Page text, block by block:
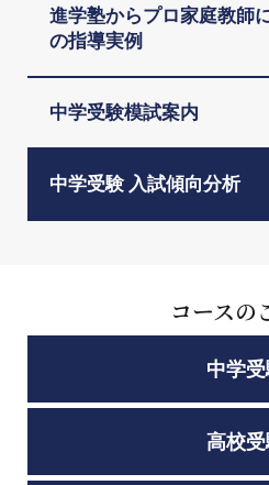
進学塾からプロ家庭教師
の指導実例
中学受験模試案内
中学受験 入試傾向分析
コースの
中学
高校